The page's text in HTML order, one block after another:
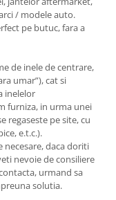
/ modele auto.
pe butuc, fara a
de inele de centrare,
umar”), cat si
inelelor
furniza, in urma unei
regaseste pe site, cu
e.t.c.).
necesare, daca doriti
nevoie de consiliere
urmand sa
solutia.